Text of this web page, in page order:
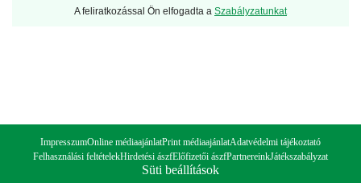
A feliratkozással Ön elfogadta a Szabályzatunkat
ImpresszumOnline médiaajánlatPrint médiaajánlatAdatvédelmi tájékoztató
Felhasználási feltételekHirdetési ászfElőfizetői ászfPartnereinkJátékszabályzat
Süti beállítások